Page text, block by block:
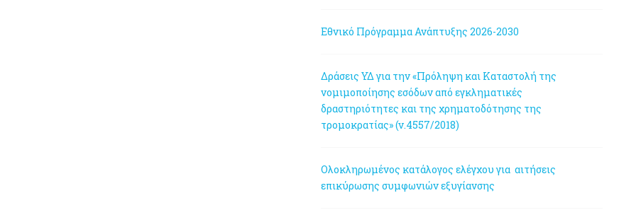
Εθνικό Πρόγραμμα Ανάπτυξης 2026-2030
Δράσεις ΥΔ για την «Πρόληψη και Καταστολή της
νομιμοποίησης εσόδων από εγκληματικές
δραστηριότητες και της χρηματοδότησης της
τρομοκρατίας» (ν.4557/2018)
Ολοκληρωμένος κατάλογος ελέγχου για αιτήσεις
επικύρωσης συμφωνιών εξυγίανσης